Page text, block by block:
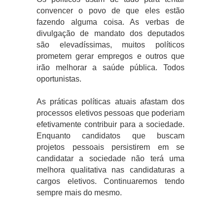
convencer o povo de que eles estão
fazendo alguma coisa. As verbas de
divulgação de mandato dos deputados
são elevadíssimas, muitos políticos
prometem gerar empregos e outros que
irão melhorar a saúde pública. Todos
oportunistas.
As práticas políticas atuais afastam dos
processos eletivos pessoas que poderiam
efetivamente contribuir para a sociedade.
Enquanto candidatos que buscam
projetos pessoais persistirem em se
candidatar a sociedade não terá uma
melhora qualitativa nas candidaturas a
cargos eletivos. Continuaremos tendo
sempre mais do mesmo.